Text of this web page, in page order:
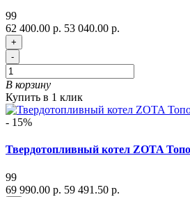
99
62 400.00 р. 53 040.00 р.
+
-
В корзину
Купить в 1 клик
- 15%
Твердотопливный котел ZOTA
99
69 990.00 р. 59 491.50 р.